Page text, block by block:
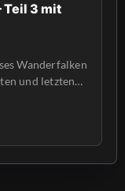
Teil 3 mit
Wanderfalken
und letzten
er uns
den
Heute geht